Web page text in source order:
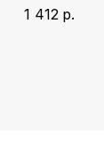
1 412 р.